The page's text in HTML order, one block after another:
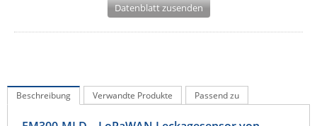
PatchSee
Power Kingdom
Datenblatt zusenden
Beschreibung Verwandte Produkte Passend zu